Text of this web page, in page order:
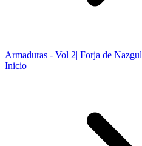
Armaduras - Vol 2| Forja de Nazgul
Inicio